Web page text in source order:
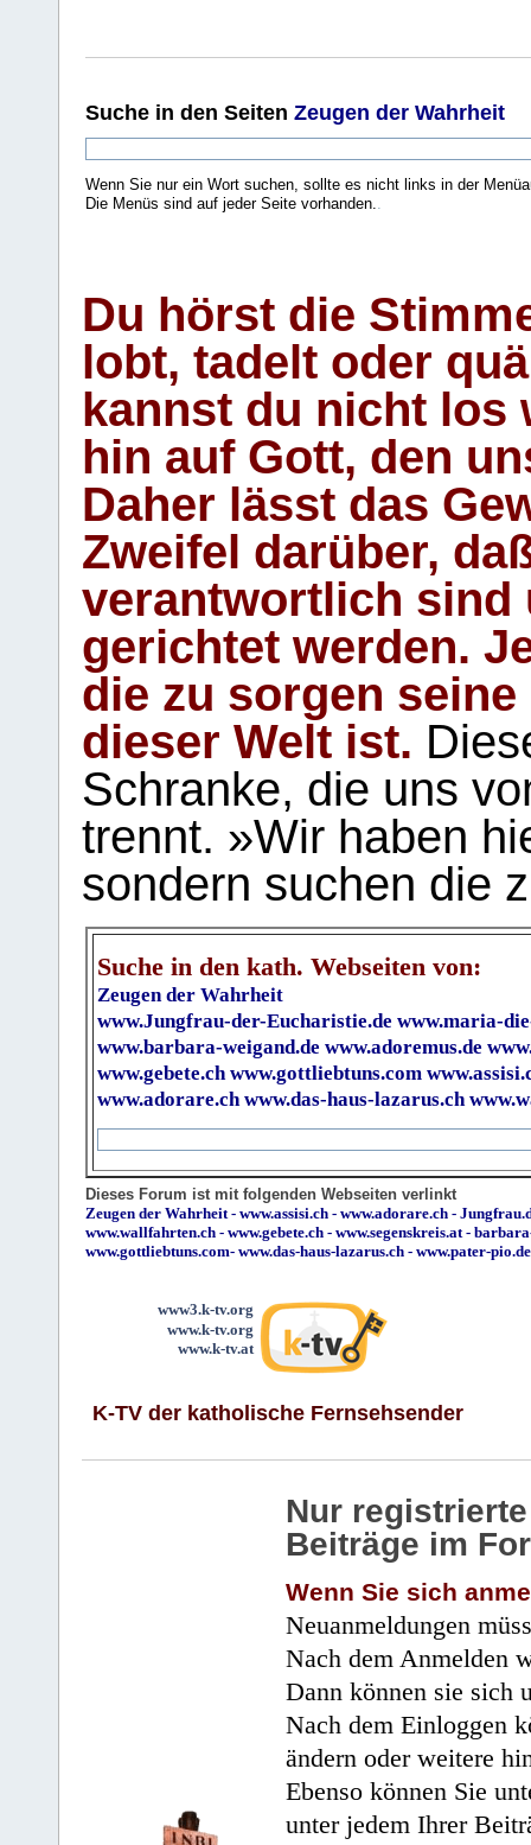
Suche in den Seiten Zeugen der Wahrheit
Wenn Sie nur ein Wort suchen, sollte es nicht links in der
Die Menüs sind auf jeder Seite vorhanden.
Du hörst die
lobt, tadelt oder
kannst du nicht los
hin auf Gott, den
Daher lässt das
Zweifel darüber,
verantwortlich sind
gerichtet werden.
die zu sorgen
dieser Welt ist.
Schranke, die uns
trennt. »Wir haben
sondern suchen die
Suche in den kath. Webseiten von:
Zeugen der Wahrheit
www.Jungfrau-der-Eucharistie.de www.maria-
www.barbara-weigand.de www.adoremus.de
www.gebete.ch www.gottliebtuns.com
www.adorare.ch www.das-haus-lazarus.ch
Dieses Forum ist mit folgenden Webseiten verlinkt
Zeugen der Wahrheit - www.assisi.ch - www.adorare.ch -
www.wallfahrten.ch - www.gebete.ch - www.segenskreis.at -
www.gottliebtuns.com- www.das-haus-lazarus.ch - www.pater-pio.de
www3.k-tv.org
www.k-tv.org
www.k-tv.at
K-TV der katholische Fernsehsender
Nur
Beiträge im
Wenn Sie sich
Neuanmeldungen
Nach dem Anmelden
Dann können sie sich
Nach dem Einloggen
ändern oder weitere
Ebenso können Sie
unter jedem Ihrer